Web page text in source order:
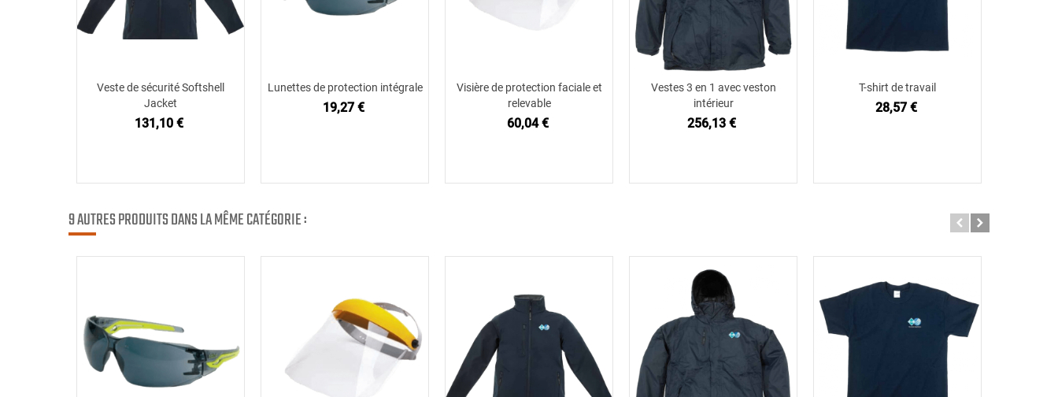
Ajouter au panier
Veste de sécurité Softshell
Jacket
131,10 €
Ajouter au panier
Lunettes de protection intégrale
19,27 €
Ajouter au panier
Visière de protection faciale et
relevable
60,04 €
Ajouter au panier
Vestes 3 en 1 avec veston
intérieur
256,13 €
Ajouter au panier
T-shirt de travail
28,57 €
9 AUTRES PRODUITS DANS LA MÊME CATÉGORIE :